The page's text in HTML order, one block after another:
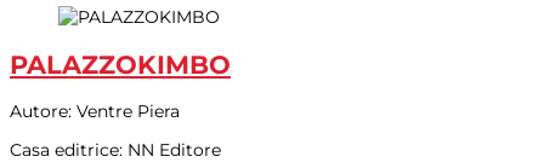
PALAZZOKIMBO
Autore: Ventre Piera
Casa editrice: NN Editore